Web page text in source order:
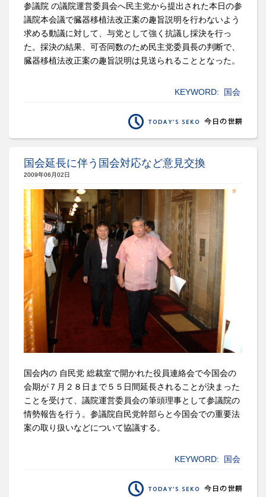
参議院 の議院運営委員会へ民主党から提出された本日の参
議院本会議で臓器移植法改正案の趣旨説明を行わないよう
求める動議に対して、与党として強く抗議し採決を行っ
た。採決の結果、可否同数のため民主党委員長の判断で、
臓器移植法改正案の趣旨説明は見送られることとなった。
KEYWORD: 国会
国会延長に伴う国会対応など意見交換
2009年06月02日
国会内の 自民党 総裁室で開かれた役員連絡会で今国会の
会期が７月２８日まで５５日間延長されることが決まった
ことを受けて、議院運営委員会の筆頭理事として参議院の
情勢報告を行う。参議院自民党幹部らと今国会での重要法
案の取り扱いなどについて協議する。
KEYWORD: 国会